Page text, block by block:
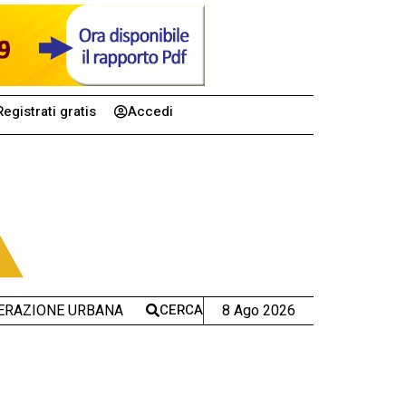
gratis Accedi
URBANA CERCA 8 Ago 2026